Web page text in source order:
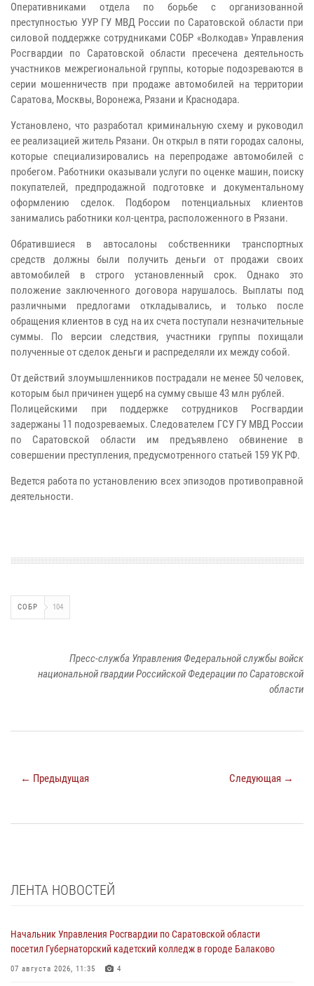
Оперативниками отдела по борьбе с организованной
преступностью УУР ГУ МВД России по Саратовской области при
силовой поддержке сотрудниками СОБР «Волкодав» Управления
Росгвардии по Саратовской области пресечена деятельность
участников межрегиональной группы, которые подозреваются в
серии мошенничеств при продаже автомобилей на территории
Саратова, Москвы, Воронежа, Рязани и Краснодара.
Установлено, что разработал криминальную схему и руководил
ее реализацией житель Рязани. Он открыл в пяти городах салоны,
которые специализировались на перепродаже автомобилей с
пробегом. Работники оказывали услуги по оценке машин, поиску
покупателей, предпродажной подготовке и документальному
оформлению сделок. Подбором потенциальных клиентов
занимались работники кол-центра, расположенного в Рязани.
Обратившиеся в автосалоны собственники транспортных
средств должны были получить деньги от продажи своих
автомобилей в строго установленный срок. Однако это
положение заключенного договора нарушалось. Выплаты под
различными предлогами откладывались, и только после
обращения клиентов в суд на их счета поступали незначительные
суммы. По версии следствия, участники группы похищали
полученные от сделок деньги и распределяли их между собой.
От действий злоумышленников пострадали не менее 50 человек,
которым был причинен ущерб на сумму свыше 43 млн рублей.
Полицейскими при поддержке сотрудников Росгвардии
задержаны 11 подозреваемых. Следователем ГСУ ГУ МВД России
по Саратовской области им предъявлено обвинение в
совершении преступления, предусмотренного статьей 159 УК РФ.
Ведется работа по установлению всех эпизодов противоправной
деятельности.
СОБР 104
Пресс-служба Управления Федеральной службы войск
национальной гвардии Российской Федерации по Саратовской
области
← Предыдущая Следующая →
ЛЕНТА НОВОСТЕЙ
Начальник Управления Росгвардии по Саратовской области
посетил Губернаторский кадетский колледж в городе Балаково
07 августа 2026, 11:35 4